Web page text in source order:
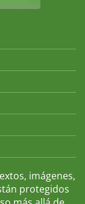
imágenes,
protegidos